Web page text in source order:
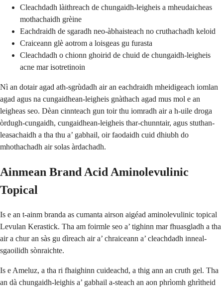
Cleachdadh làithreach de chungaidh-leigheis a mheudaicheas
mothachaidh grèine
Eachdraidh de sgaradh neo-àbhaisteach no cruthachadh keloid
Craiceann glè aotrom a loisgeas gu furasta
Cleachdadh o chionn ghoirid de chuid de chungaidh-leigheis
acne mar isotretinoin
Nì an dotair agad ath-sgrùdadh air an eachdraidh mheidigeach iomlan
agad agus na cungaidhean-leigheis gnàthach agad mus mol e an
leigheas seo. Dèan cinnteach gun toir thu iomradh air a h-uile droga
òrdugh-cungaidh, cungaidhean-leigheis thar-chunntair, agus stuthan-
leasachaidh a tha thu a’ gabhail, oir faodaidh cuid dhiubh do
mhothachadh air solas àrdachadh.
Ainmean Brand Acid Aminolevulinic
Topical
Is e an t-ainm branda as cumanta airson aigéad aminolevulinic topical
Levulan Kerastick. Tha am foirmle seo a’ tighinn mar fhuasgladh a tha
air a chur an sàs gu dìreach air a’ chraiceann a’ cleachdadh inneal-
sgaoilidh sònraichte.
Is e Ameluz, a tha ri fhaighinn cuideachd, a thig ann an cruth gel. Tha
an dà chungaidh-leighis a’ gabhail a-steach an aon phrìomh ghrìtheid